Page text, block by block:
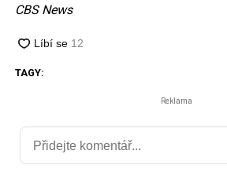
CBS News
TAGY:
Reklama